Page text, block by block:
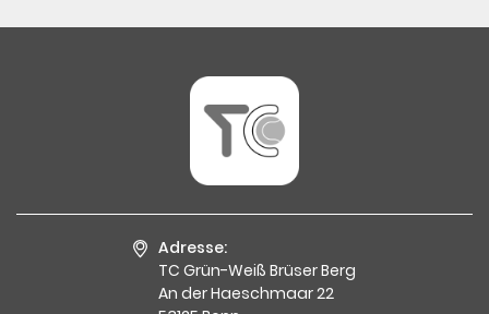
Adresse:
TC Grün-Weiß Brüser Berg
An der Haeschmaar 22